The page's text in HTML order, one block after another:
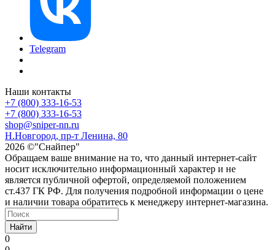
Telegram
Наши контакты
+7 (800) 333-16-53
+7 (800) 333-16-53
shop@sniper-nn.ru
Н.Новгород, пр-т Ленина, 80
2026 ©"Снайпер"
Обращаем ваше внимание на то, что данный интернет-сайт
носит исключительно информационный характер и не
является публичной офертой, определяемой положением
ст.437 ГК РФ. Для получения подробной информации о цене
и наличии товара обратитесь к менеджеру интернет-магазина.
Найти
0